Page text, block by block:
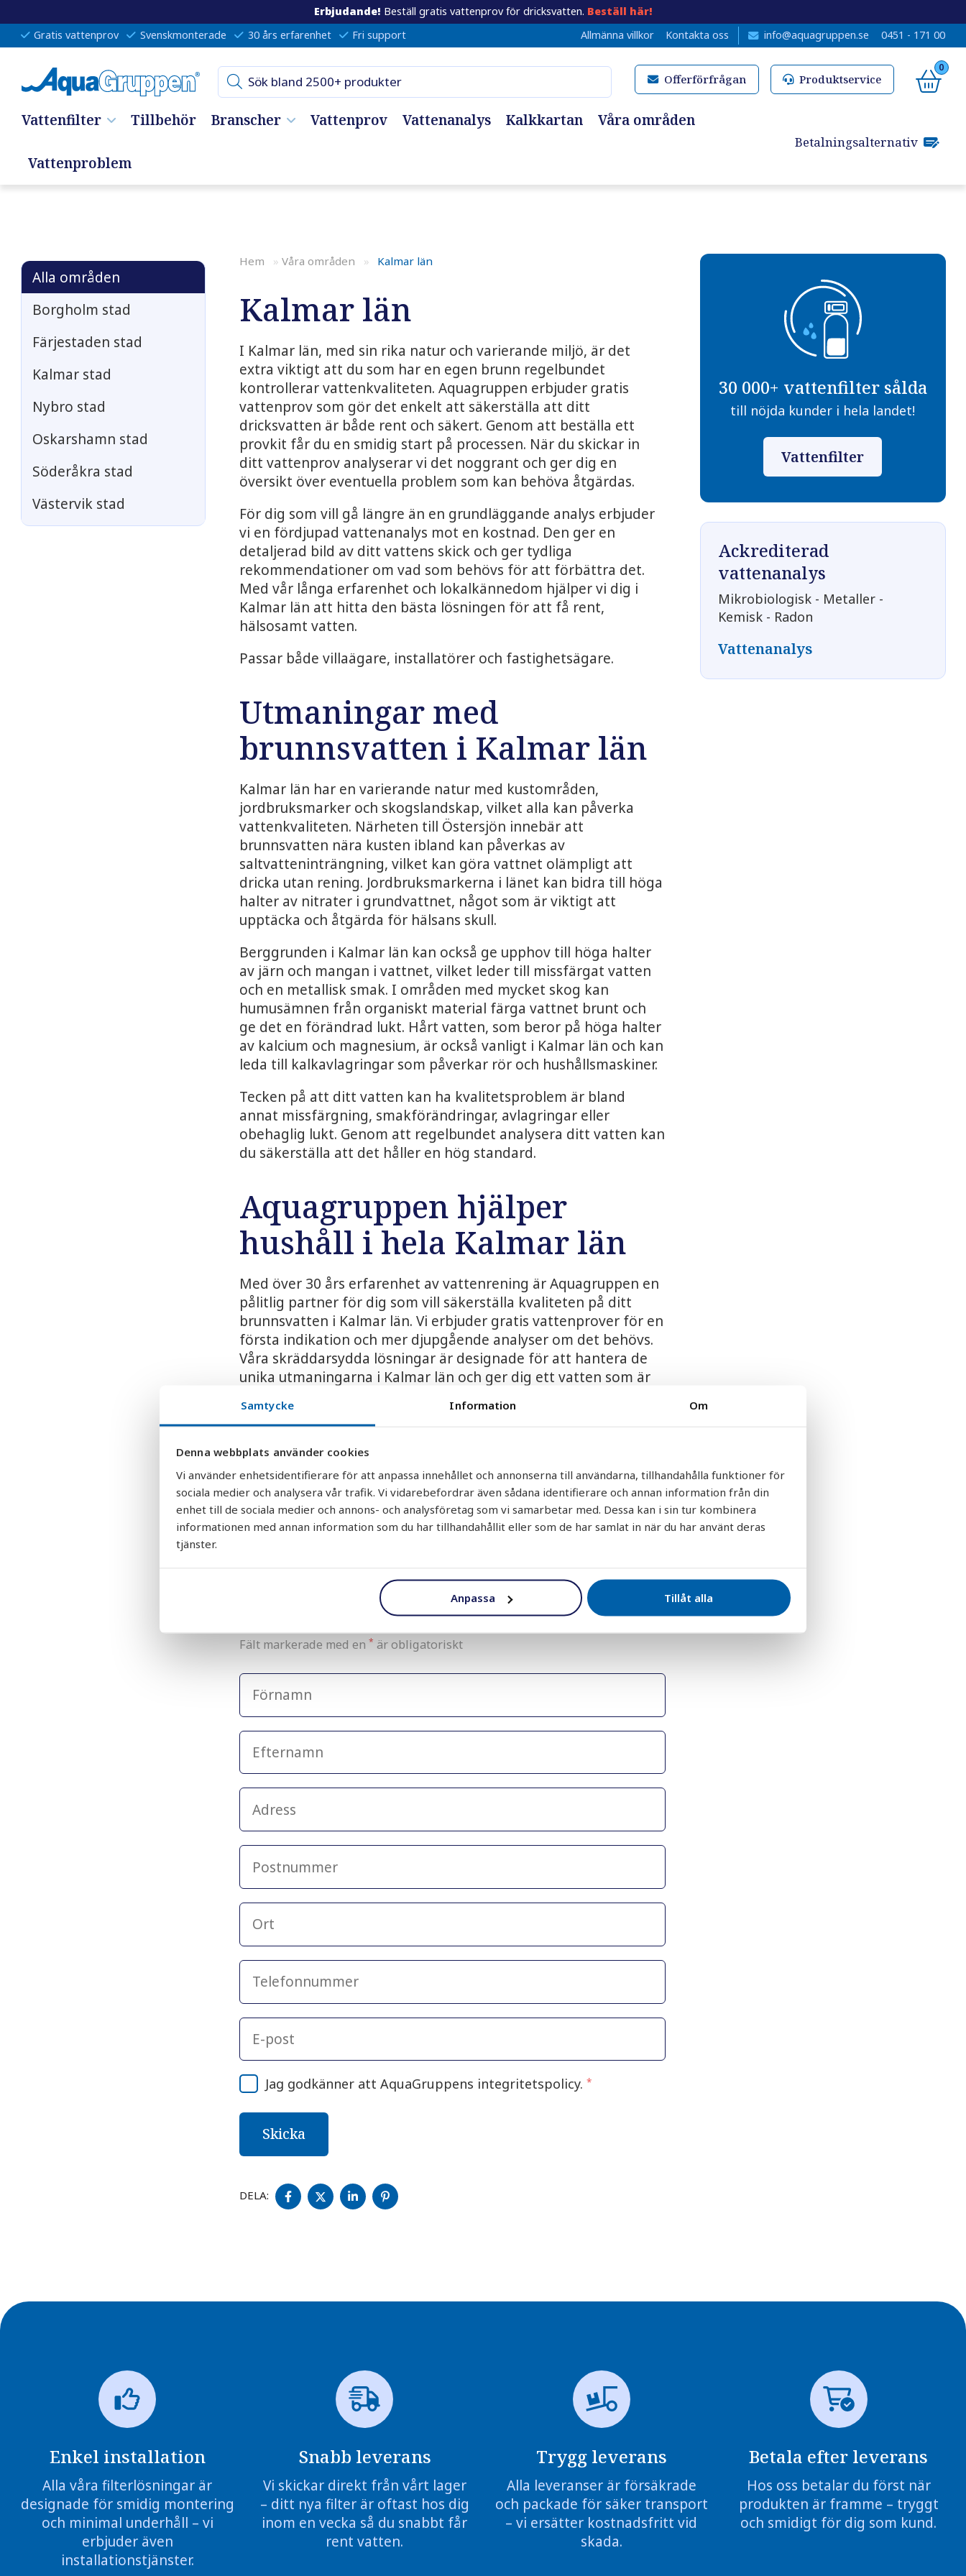
Samtycke Information Om
Denna webbplats använder cookies
Vi använder enhetsidentifierare för att anpassa innehållet och annonserna till användarna, tillhandahålla funktioner för
sociala medier och analysera vår trafik. Vi vidarebefordrar även sådana identifierare och annan information från din
enhet till de sociala medier och annons- och analysföretag som vi samarbetar med. Dessa kan i sin tur kombinera
informationen med annan information som du har tillhandahållit eller som de har samlat in när du har använt deras
tjänster.
Anpassa Tillåt alla
Erbjudande! Beställ gratis vattenprov för dricksvatten. Beställ här!
Gratis vattenprov
Svenskmonterade 30 års erfarenhet Fri support Allmänna villkor Kontakta oss info@aquagruppen.se 0451 - 171 00
Offerförfrågan Produktservice
0
Vattenfilter Tillbehör Branscher Vattenprov Vattenanalys Kalkkartan Våra områden
Vattenproblem
Betalningsalternativ
Alla områden
Borgholm stad
Färjestaden stad
Kalmar stad
Nybro stad
Oskarshamn stad
Söderåkra stad
Västervik stad
Hem » Våra områden » Kalmar län
Kalmar län
I Kalmar län, med sin rika natur och varierande miljö, är det
extra viktigt att du som har en egen brunn regelbundet
kontrollerar vattenkvaliteten. Aquagruppen erbjuder gratis
vattenprov som gör det enkelt att säkerställa att ditt
dricksvatten är både rent och säkert. Genom att beställa ett
provkit får du en smidig start på processen. När du skickar in
ditt vattenprov analyserar vi det noggrant och ger dig en
översikt över eventuella problem som kan behöva åtgärdas.
För dig som vill gå längre än en grundläggande analys erbjuder
vi en fördjupad vattenanalys mot en kostnad. Den ger en
detaljerad bild av ditt vattens skick och ger tydliga
rekommendationer om vad som behövs för att förbättra det.
Med vår långa erfarenhet och lokalkännedom hjälper vi dig i
Kalmar län att hitta den bästa lösningen för att få rent,
hälsosamt vatten.
Passar både villaägare, installatörer och fastighetsägare.
Utmaningar med
brunnsvatten i Kalmar län
Kalmar län har en varierande natur med kustområden,
jordbruksmarker och skogslandskap, vilket alla kan påverka
vattenkvaliteten. Närheten till Östersjön innebär att
brunnsvatten nära kusten ibland kan påverkas av
saltvatteninträngning, vilket kan göra vattnet olämpligt att
dricka utan rening. Jordbruksmarkerna i länet kan bidra till höga
halter av nitrater i grundvattnet, något som är viktigt att
upptäcka och åtgärda för hälsans skull.
Berggrunden i Kalmar län kan också ge upphov till höga halter
av järn och mangan i vattnet, vilket leder till missfärgat vatten
och en metallisk smak. I områden med mycket skog kan
humusämnen från organiskt material färga vattnet brunt och
ge det en förändrad lukt. Hårt vatten, som beror på höga halter
av kalcium och magnesium, är också vanligt i Kalmar län och kan
leda till kalkavlagringar som påverkar rör och hushållsmaskiner.
Tecken på att ditt vatten kan ha kvalitetsproblem är bland
annat missfärgning, smakförändringar, avlagringar eller
obehaglig lukt. Genom att regelbundet analysera ditt vatten kan
du säkerställa att det håller en hög standard.
Aquagruppen hjälper
hushåll i hela Kalmar län
Med över 30 års erfarenhet av vattenrening är Aquagruppen en
pålitlig partner för dig som vill säkerställa kvaliteten på ditt
brunnsvatten i Kalmar län. Vi erbjuder gratis vattenprover för en
första indikation och mer djupgående analyser om det behövs.
Våra skräddarsydda lösningar är designade för att hantera de
unika utmaningarna i Kalmar län och ger dig ett vatten som är
Oavsett om du bor i kustområden som Västervik, Öland och
Borgholm, eller i inlandet runt Nybro, Emmaboda eller
Hultsfred, kan vi hjälpa dig. Våra lösningar är anpassade för att
möta både dina behov och de lokala förutsättningarna.
Beställ ditt gratis vattenprov från Aquagruppen idag och ta
första steget mot ett renare och tryggare vatten i Kalmar
Fält markerade med en* är obligatoriskt
Jag godkänner att AquaGruppens integritetspolicy.*
DELA:
DELA
PÅ
DELA
PÅ
DELA
PÅ
DELA
PÅ
30 000+ vattenfilter sålda
till nöjda kunder i hela landet!
Vattenfilter
Ackrediterad
vattenanalys
Mikrobiologisk - Metaller -
Kemisk - Radon
Vattenanalys
Enkel installation
Alla våra filterlösningar är
designade för smidig montering
och minimal underhåll – vi
erbjuder även
installationstjänster.
Snabb leverans
Vi skickar direkt från vårt lager
– ditt nya filter är oftast hos dig
inom en vecka så du snabbt får
rent vatten.
Trygg leverans
Alla leveranser är försäkrade
och packade för säker transport
– vi ersätter kostnadsfritt vid
skada.
Betala efter leverans
Hos oss betalar du först när
produkten är framme – tryggt
och smidigt för dig som kund.